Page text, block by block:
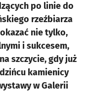
po linie do
rzeźbiarza
nie tylko,
i sukcesem,
szczycie, gdy już
kamienicy
w Galerii